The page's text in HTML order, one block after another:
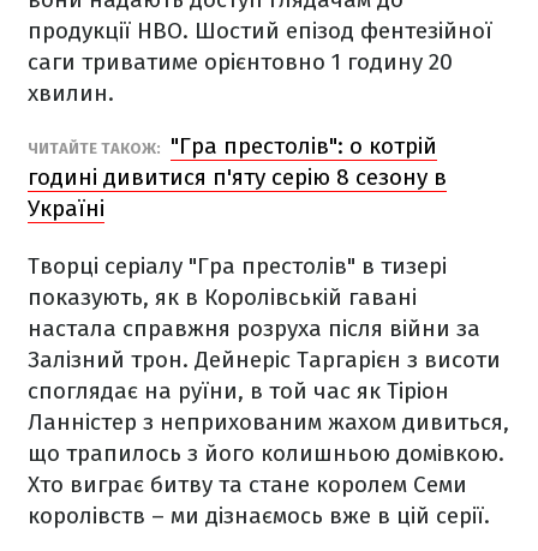
продукції HBO. Шостий епізод фентезійної
саги триватиме орієнтовно 1 годину 20
хвилин.
ЧИТАЙТЕ ТАКОЖ:
"Гра престолів": о котрій
годині дивитися п'яту серію 8 сезону в
Україні
Творці серіалу "Гра престолів" в тизері
показують, як в Королівській гавані
настала справжня розруха після війни за
Залізний трон. Дейнеріс Таргарієн з висоти
споглядає на руїни, в той час як Тіріон
Ланністер з неприхованим жахом дивиться,
що трапилось з його колишньою домівкою.
Хто виграє битву та стане королем Семи
королівств – ми дізнаємось вже в цій серії.